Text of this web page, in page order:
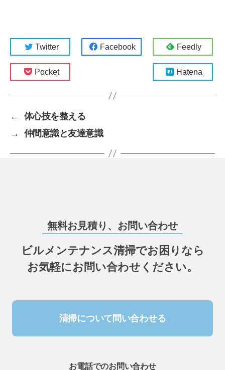
Twitter Facebook Feedly
Pocket Hatena
←
体心技を整える
→
仲間意識と友達意識
無料お見積り、お問い合わせ
ビルメンテナンス清掃でお困りなら
お気軽にお問い合わせください。
清掃について問い合わせる
お電話でのお問い合わせ